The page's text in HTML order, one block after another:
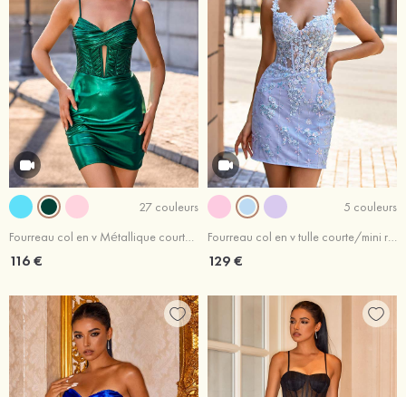
27 couleurs
Fourreau col en v Métallique courte/mini robe de fête de la rentrée
116 €
5 couleurs
Fourreau col en v tulle courte/mini robe de fête de la rentrée
129 €